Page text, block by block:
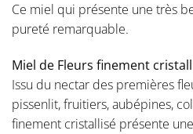
Ce miel qui présente une très
pureté remarquable.
Miel de Fleurs finement
Issu du nectar des premières
pissenlit, fruitiers, aubépines,
finement cristallisé présente